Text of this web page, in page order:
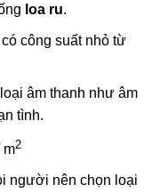
loa ru.
có công suất nhỏ từ
âm thanh như âm
tình.
m2
người nên chọn loại